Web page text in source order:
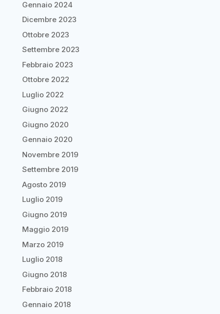
Gennaio 2024
Dicembre 2023
Ottobre 2023
Settembre 2023
Febbraio 2023
Ottobre 2022
Luglio 2022
Giugno 2022
Giugno 2020
Gennaio 2020
Novembre 2019
Settembre 2019
Agosto 2019
Luglio 2019
Giugno 2019
Maggio 2019
Marzo 2019
Luglio 2018
Giugno 2018
Febbraio 2018
Gennaio 2018